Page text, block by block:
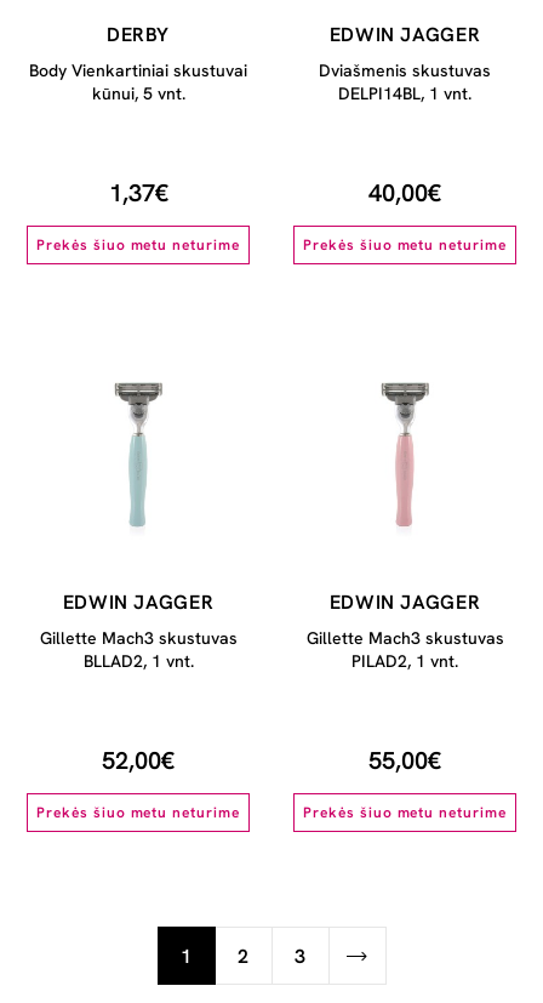
DERBY
Body Vienkartiniai skustuvai
kūnui, 5 vnt.
1,37€
Prekės šiuo metu neturime
EDWIN JAGGER
Dviašmenis skustuvas
DELPI14BL, 1 vnt.
40,00€
Prekės šiuo metu neturime
EDWIN JAGGER
Gillette Mach3 skustuvas
BLLAD2, 1 vnt.
52,00€
Prekės šiuo metu neturime
EDWIN JAGGER
Gillette Mach3 skustuvas
PILAD2, 1 vnt.
55,00€
Prekės šiuo metu neturime
1 2 3